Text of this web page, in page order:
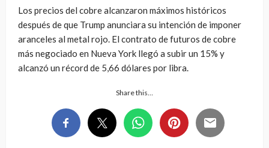
Los precios del cobre alcanzaron máximos históricos
después de que Trump anunciara su intención de imponer
aranceles al metal rojo. El contrato de futuros de cobre
más negociado en Nueva York llegó a subir un 15% y
alcanzó un récord de 5,66 dólares por libra.
Share this…